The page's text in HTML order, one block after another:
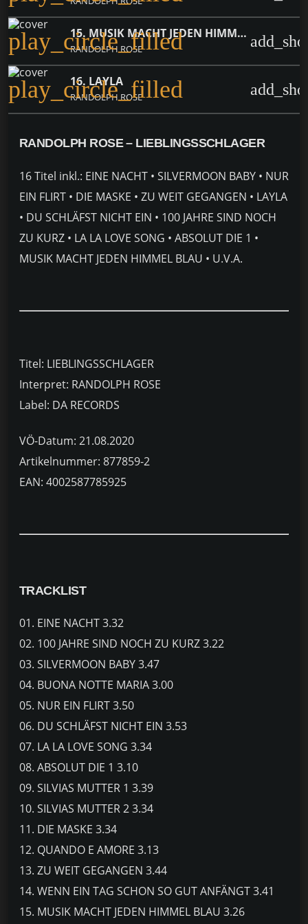
play_circle_filled 15. MUSIK MACHT JEDEN HIMMEL BLAU
RANDOLPH ROSE
play_circle_filled
16. LAYLA
RANDOLPH ROSE
RANDOLPH ROSE – LIEBLINGSSCHLAGER
16 Titel inkl.: EINE NACHT • SILVERMOON BABY • NUR
EIN FLIRT • DIE MASKE • ZU WEIT GEGANGEN • LAYLA
• DU SCHLÄFST NICHT EIN • 100 JAHRE SIND NOCH
ZU KURZ • LA LA LOVE SONG • ABSOLUT DIE 1 •
MUSIK MACHT JEDEN HIMMEL BLAU • U.V.A.
Titel: LIEBLINGSSCHLAGER
Interpret: RANDOLPH ROSE
Label: DA RECORDS
VÖ-Datum: 21.08.2020
Artikelnummer: 877859-2
EAN: 4002587785925
TRACKLIST
01. EINE NACHT 3.32
02. 100 JAHRE SIND NOCH ZU KURZ 3.22
03. SILVERMOON BABY 3.47
04. BUONA NOTTE MARIA 3.00
05. NUR EIN FLIRT 3.50
06. DU SCHLÄFST NICHT EIN 3.53
07. LA LA LOVE SONG 3.34
08. ABSOLUT DIE 1 3.10
09. SILVIAS MUTTER 1 3.39
10. SILVIAS MUTTER 2 3.34
11. DIE MASKE 3.34
12. QUANDO E AMORE 3.13
13. ZU WEIT GEGANGEN 3.44
14. WENN EIN TAG SCHON SO GUT ANFÄNGT 3.41
15. MUSIK MACHT JEDEN HIMMEL BLAU 3.26